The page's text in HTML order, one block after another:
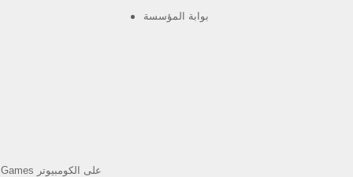
العب Android Games على الكومبيوتر
بوابة المؤسسة